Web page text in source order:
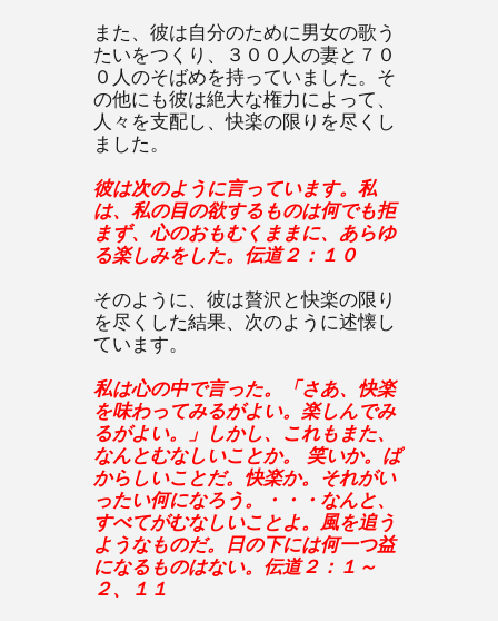
また、彼は自分のために男女の歌う
たいをつくり、３００人の妻と７０
０人のそばめを持っていました。そ
の他にも彼は絶大な権力によって、
人々を支配し、快楽の限りを尽くし
ました。
彼は次のように言っています。私
は、私の目の欲するものは何でも拒
まず、心のおもむくままに、あらゆ
る楽しみをした。伝道２：１０
そのように、彼は贅沢と快楽の限り
を尽くした結果、次のように述懐し
ています。
私は心の中で言った。「さあ、快楽
を味わってみるがよい。楽しんでみ
るがよい。」しかし、これもまた、
なんとむなしいことか。 笑いか。ば
からしいことだ。快楽か。それがい
ったい何になろう。・・・なんと、
すべてがむなしいことよ。風を追う
ようなものだ。日の下には何一つ益
になるものはない。伝道２：１～
２、１１